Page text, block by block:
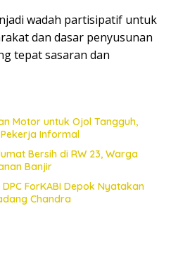
wadah partisipatif untuk
dan dasar penyusunan
tepat sasaran dan
Motor untuk Ojol Tangguh,
Informal
Bersih di RW 23, Warga
Banjir
ForKABI Depok Nyatakan
Chandra